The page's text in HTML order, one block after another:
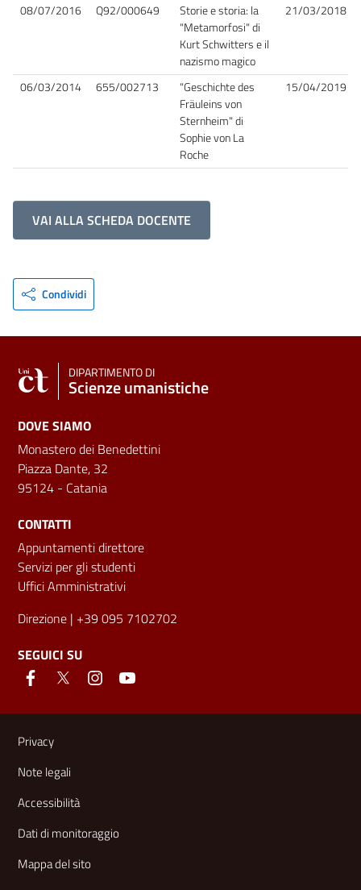
08/07/2016 Q92/000649
Storie e storia: la
"Metamorfosi" di
Kurt Schwitters e il
nazismo magico
21/03/2018
06/03/2014 655/002713
"Geschichte des
Fräuleins von
Sternheim" di
Sophie von La
Roche
15/04/2019
VAI ALLA SCHEDA DOCENTE
Condividi
DIPARTIMENTO DI
Scienze umanistiche
DOVE SIAMO
Monastero dei Benedettini
Piazza Dante, 32
95124 - Catania
CONTATTI
Appuntamenti direttore
Servizi per gli studenti
Uffici Amministrativi
Direzione | +39 095 7102702
SEGUICI SU
Link e informazioni utili
Privacy
Note legali
Accessibilità
Dati di monitoraggio
Mappa del sito